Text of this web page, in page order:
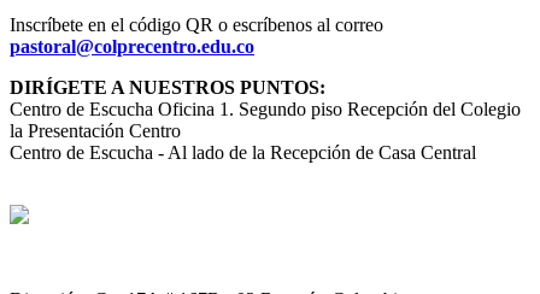
Inscríbete en el código QR o escríbenos al correo
pastoral@colprecentro.edu.co
DIRÍGETE A NUESTROS PUNTOS:
Centro de Escucha Oficina 1. Segundo piso Recepción del Colegio
la Presentación Centro
Centro de Escucha - Al lado de la Recepción de Casa Central